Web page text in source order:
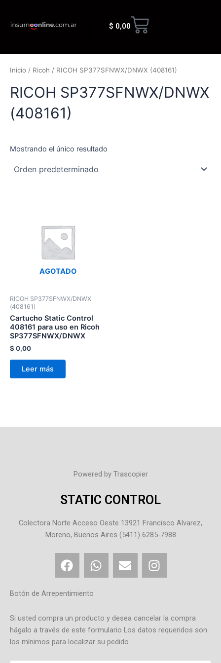
contenido
$ 0,00 Cart
Inicio / Ricoh / RICOH SP377SFNWX/DNWX (408161)
RICOH SP377SFNWX/DNWX
(408161)
Mostrando el único resultado
AGOTADO
RICOH SP377SFNWX/DNWX
(408161)
Cartucho Static Control
408161 para uso en Ricoh
SP377SFNWX/DNWX
$ 0,00
Leer más
Powered by Trascopier
STATIC CONTROL
Colectora Norte Acceso Oeste 13921 Francisco Alvarez,
Moreno, Buenos Aires (5411) 6285-7988
F
a
e
o
o
k
W
h
a
p
p
E
n
o
p
e
I
n
g
r
m
Botón de Arrepentimiento
Si usted compra un producto y desea cancelar la compra
hágalo a través de este formulario Los datos requeridos son
los mínimos para localizar su pedido.